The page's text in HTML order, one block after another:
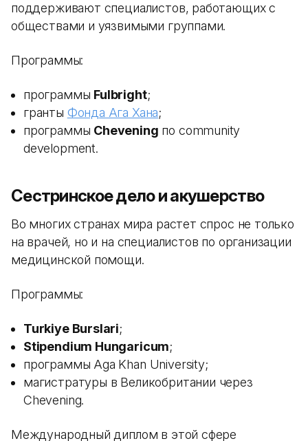
поддерживают специалистов, работающих с
обществами и уязвимыми группами.
Программы:
программы Fulbright;
гранты Фонда Ага Хана;
программы Chevening по community
development.
Сестринское дело и акушерство
Во многих странах мира растет спрос не только
на врачей, но и на специалистов по организации
медицинской помощи.
Программы:
Turkiye Burslari;
Stipendium Hungaricum;
программы Aga Khan University;
магистратуры в Великобритании через
Chevening.
Международный диплом в этой сфере